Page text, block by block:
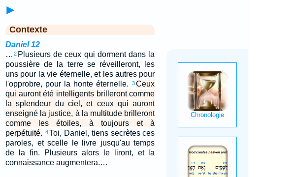
►
Contexte
Daniel 12
… 2 Plusieurs de ceux qui dorment dans la
poussière de la terre se réveilleront, les
uns pour la vie éternelle, et les autres pour
l'opprobre, pour la honte éternelle.
3 Ceux
qui auront été intelligents brilleront comme
la splendeur du ciel, et ceux qui auront
enseigné la justice, à la multitude brilleront
comme les étoiles, à toujours et à
perpétuité. 4Toi, Daniel, tiens secrètes ces
paroles, et scelle le livre jusqu'au temps
de la fin. Plusieurs alors le liront, et la
connaissance augmentera.…